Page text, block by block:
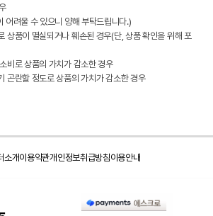
어려울 수 있으니 양해 부탁드립니다.)
상품이 멸실되거나 훼손된 경우(단, 상품 확인을 위해 포
비로 상품의 가치가 감소한 경우
곤란할 정도로 상품의 가치가 감소한 경우
소개이용약관개인정보취급방침이용안내